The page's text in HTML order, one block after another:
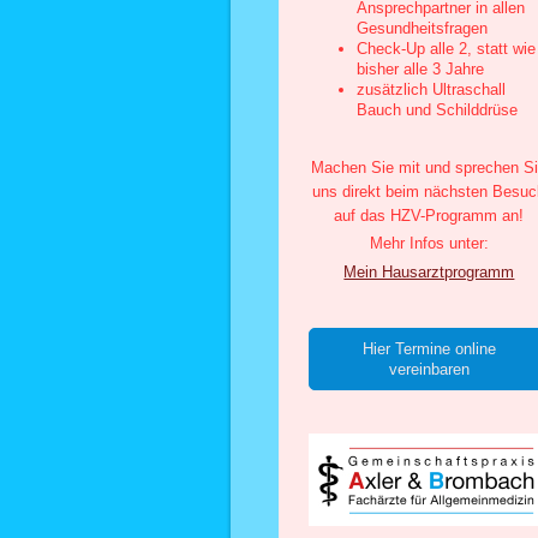
Ansprechpartner in allen
Gesundheitsfragen
Check-Up alle 2, statt wie
bisher alle 3 Jahre
zusätzlich Ultraschall
Bauch und Schilddrüse
Machen Sie mit und sprechen
uns direkt beim nächsten
auf das HZV-Programm an!
Mehr Infos unter:
Mein Hausarztprogramm
Hier Termine online
vereinbaren